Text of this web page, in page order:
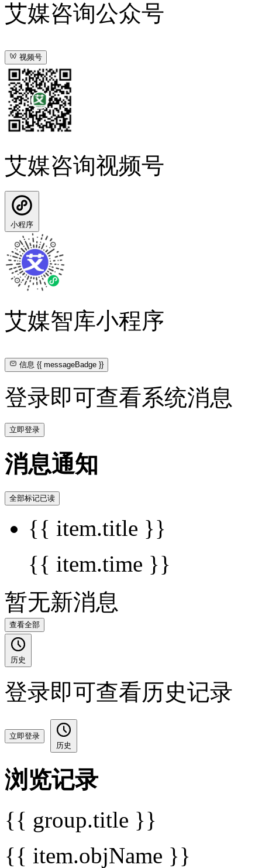
艾媒咨询公众号
视频号
艾媒咨询视频号
小程序
艾媒智库小程序
信息{{ messageBadge }}
登录即可查看系统消息
立即登录
消息通知
全部标记已读
{{ item.title }}
{{ item.time }}
暂无新消息
查看全部
历史
登录即可查看历史记录
立即登录
历史
浏览记录
{{ group.title }}
{{ item.objName }}